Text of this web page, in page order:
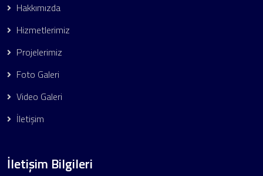
Hakkımızda
Hizmetlerimiz
Projelerimiz
Foto Galeri
Video Galeri
İletişim
İletişim Bilgileri